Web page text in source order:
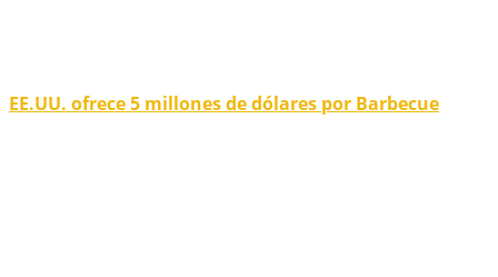
EE.UU. ofrece 5 millones de dólares por Barbecue